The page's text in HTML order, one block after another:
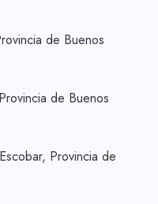
de Buenos
de Buenos
Provincia de